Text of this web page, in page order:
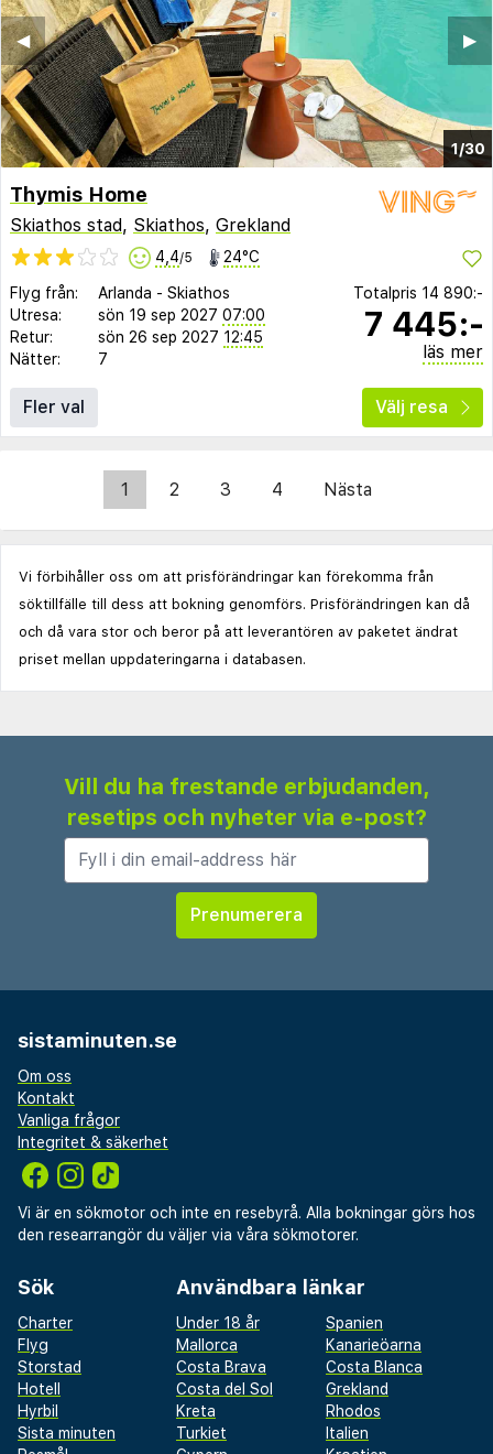
1/30
▶︎
◀︎
Thymis Home
Skiathos stad, Skiathos, Grekland
4,4/5 24°C
Flyg från: Arlanda - Skiathos
Utresa:
sön 19 sep 2027 07:00
Retur:
sön 26 sep 2027 12:45
Nätter:
7
Totalpris 14 890:-
7 445:-
läs mer
Fler val Välj resa
1 2 3 4 Nästa
Vi förbihåller oss om att prisförändringar kan förekomma från
söktillfälle till dess att bokning genomförs. Prisförändringen kan då
och då vara stor och beror på att leverantören av paketet ändrat
priset mellan uppdateringarna i databasen.
Vill du ha frestande erbjudanden,
resetips och nyheter via e-post?
sistaminuten.se
Om oss
Kontakt
Vanliga frågor
Integritet & säkerhet
Vi är en sökmotor och inte en resebyrå. Alla bokningar görs hos
den researrangör du väljer via våra sökmotorer.
Sök
Charter
Flyg
Storstad
Hotell
Hyrbil
Sista minuten
Användbara länkar
Under 18 år
Spanien
Mallorca
Kanarieöarna
Costa Brava
Costa Blanca
Costa del Sol
Grekland
Kreta
Rhodos
Turkiet
Italien